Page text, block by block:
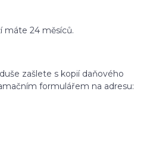
máte 24 měsíců.
zašlete s kopií daňového
formulářem na adresu: